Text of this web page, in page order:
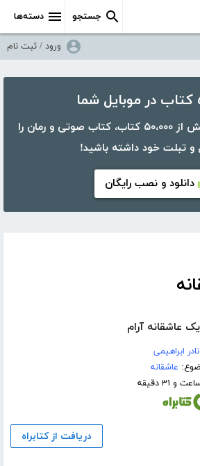
دسته‌ها جستجو
ورود / ثبت نام
با اپلیکیشن کتابراه، بیش از ۵۰،۰۰۰ کتاب، کتاب صوتی و رمان را
و تبلت خود داشته باشید!
دانلود و نصب رایگان
عاشقانه آرام
نادر ابراهیمی
عاشقانه
دریافت از کتابراه